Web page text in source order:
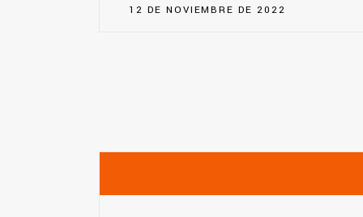
12 DE NOVIEMBRE DE 2022